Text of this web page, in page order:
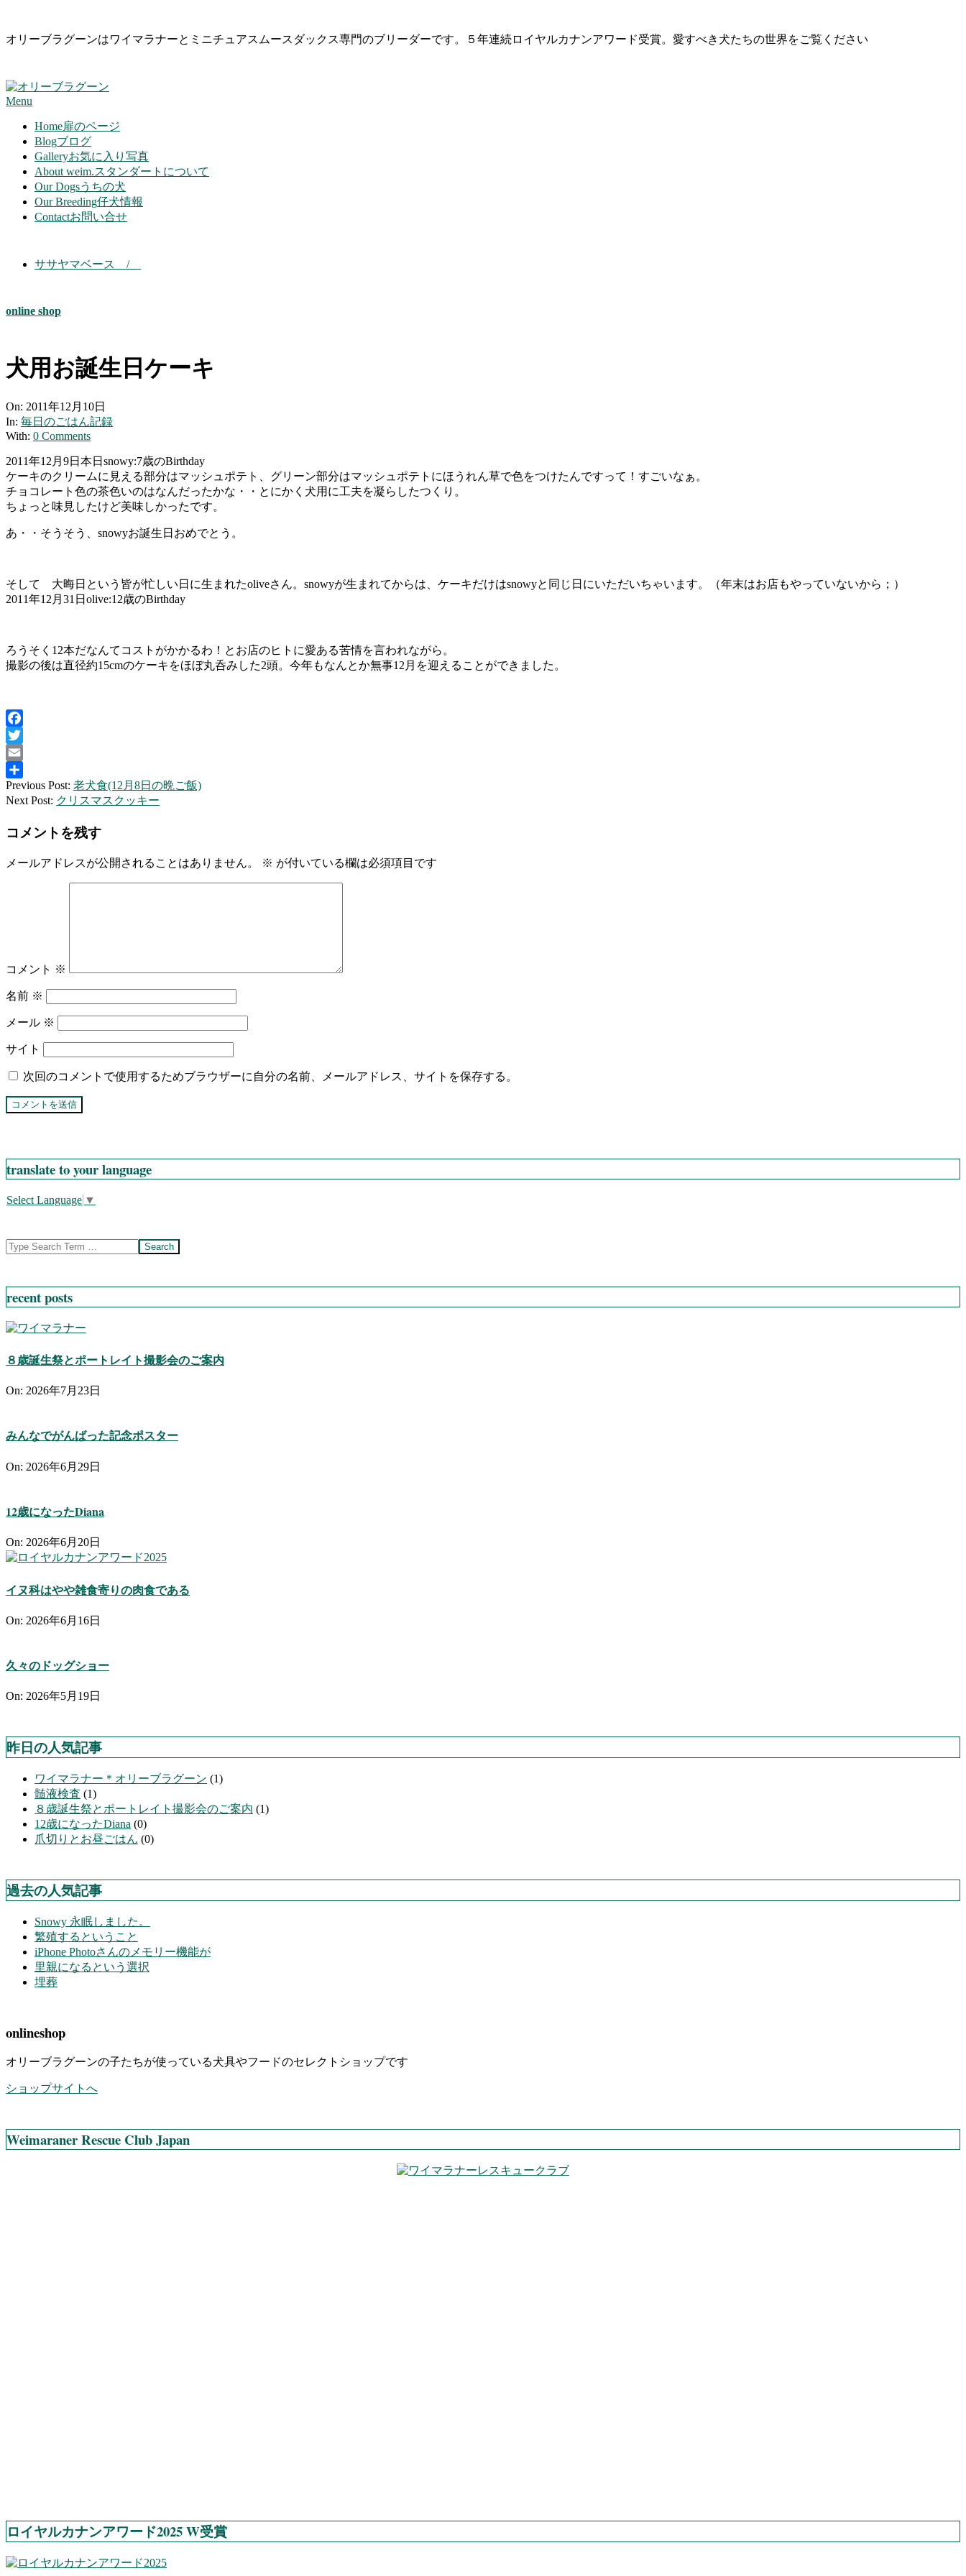
Skip
オリーブラグーンはワイマラナーとミニチュアスムースダックス専門のブリーダーです。５年連続ロイヤルカナンアワード受賞。愛すべき犬たちの世界をご覧ください
Primary
Menu
Menu
Home扉のページ
Blogブログ
Galleryお気に入り写真
About weim.スタンダートについて
Our Dogsうちの犬
Our Breeding仔犬情報
Contactお問い合せ
ササヤマベース /
online shop
犬用お誕生日ケーキ
On: 2011年12月10日
In: 毎日のごはん記録
With: 0 Comments
2011年12月9日本日snowy:7歳のBirthday
ケーキのクリームに見える部分はマッシュポテト、グリーン部分はマッシュポテトにほうれん草で色をつけたんですって！すごいなぁ。
チョコレート色の茶色いのはなんだったかな・・とにかく犬用に工夫を凝らしたつくり。
ちょっと味見したけど美味しかったです。
あ・・そうそう、snowyお誕生日おめでとう。
そして 大晦日という皆が忙しい日に生まれたoliveさん。snowyが生まれてからは、ケーキだけはsnowyと同じ日にいただいちゃいます。（年末はお店もやっていないから；）
2011年12月31日olive:12歳のBirthday
ろうそく12本だなんてコストがかかるわ！とお店のヒトに愛ある苦情を言われながら。
撮影の後は直径約15cmのケーキをほぼ丸呑みした2頭。今年もなんとか無事12月を迎えることができました。
Facebook
Twitter
Email
共
有
2011-
12-
Previous Post: 老犬食(12月8日の晩ご飯)
Next Post: クリスマスクッキー
コメントを残す
メールアドレスが公開されることはありません。 ※ が付いている欄は必須項目です
コメント ※
名前 ※
メール ※
サイト
次回のコメントで使用するためブラウザーに自分の名前、メールアドレス、サイトを保存する。
translate to your language
Select Language ▼
Search
recent posts
８歳誕生祭とポートレイト撮影会のご案内
On: 2026年7月23日
みんなでがんばった記念ポスター
On: 2026年6月29日
12歳になったDiana
On: 2026年6月20日
イヌ科はやや雑食寄りの肉食である
On: 2026年6月16日
久々のドッグショー
On: 2026年5月19日
昨日の人気記事
ワイマラナー＊オリーブラグーン (1)
髄液検査 (1)
８歳誕生祭とポートレイト撮影会のご案内 (1)
12歳になったDiana (0)
爪切りとお昼ごはん (0)
過去の人気記事
Snowy 永眠しました。
繁殖するということ
iPhone Photoさんのメモリー機能が
里親になるという選択
埋葬
onlineshop
オリーブラグーンの子たちが使っている犬具やフードのセレクトショップです
ショップサイトへ
Weimaraner Rescue Club Japan
ロイヤルカナンアワード2025 W受賞